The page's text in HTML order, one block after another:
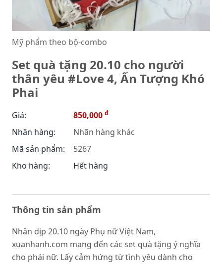
Mỹ phẩm theo bộ-combo
Set quà tặng 20.10 cho người
thân yêu #Love 4, Ấn Tượng Khó
Phai
Giá: 850,000 đ
Nhãn hàng:
Nhãn hàng khác
Mã sản phẩm:
5267
Kho hàng:
Hết hàng
Thông tin sản phẩm
Nhân dịp 20.10 ngày Phụ nữ Việt Nam,
xuanhanh.com mang đến các set quà tặng ý nghĩa
cho phái nữ. Lấy cảm hứng từ tình yêu dành cho